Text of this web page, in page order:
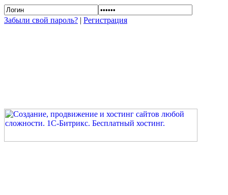
Забыли свой пароль? | Регистрация